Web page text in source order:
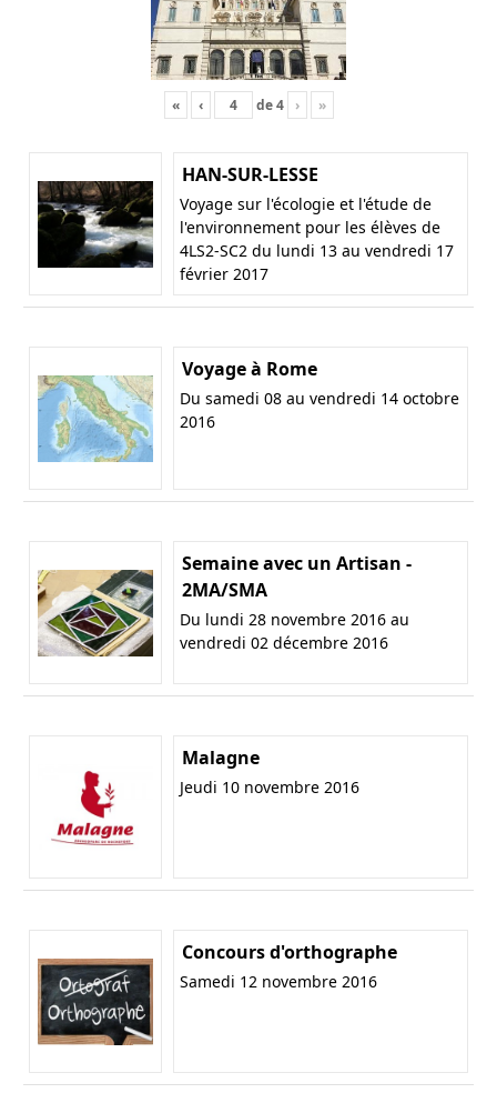
« ‹ de4 › »
HAN-SUR-LESSE
Voyage sur l'écologie et l'étude de
l'environnement pour les élèves de
4LS2-SC2 du lundi 13 au vendredi 17
février 2017
Voyage à Rome
Du samedi 08 au vendredi 14 octobre
2016
Semaine avec un Artisan -
2MA/SMA
Du lundi 28 novembre 2016 au
vendredi 02 décembre 2016
Malagne
Jeudi 10 novembre 2016
Concours d'orthographe
Samedi 12 novembre 2016